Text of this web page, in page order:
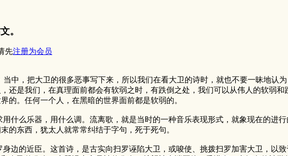
。
先注册为会员
当中，把大卫的很多恶事写下来，所以我们在看大卫的诗时，就也不要一昧地认
还是我们，在真理面前都会有软弱之时，有跌倒之处，我们可以从伟人的软弱
的。任何一个人，在黑暗的世界面前都是软弱的。
乐器，用什么调。流离歌，就是当时的一种音乐表现形式，就象现在的进行
的东西，犹太人就常常纠结于字句，死于死句。
的近臣。这首诗，是古实向扫罗诬陷大卫，或唆使、挑拨扫罗加害大卫，以